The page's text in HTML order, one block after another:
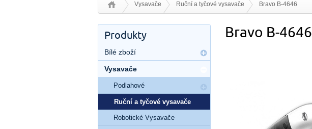
Vysavače Ruční a tyčové vysavače Bravo B-4646
Bravo B-4646
Produkty
Bílé zboží
Vysavače
Podlahové
Ruční a tyčové vysavače
Robotické Vysavače